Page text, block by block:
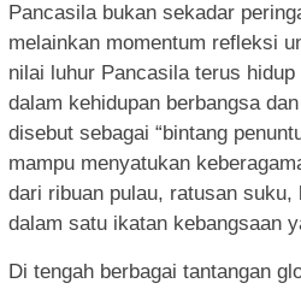
Pancasila bukan sekadar
melainkan momentum refleksi
nilai luhur Pancasila terus
dalam kehidupan berbangsa
disebut sebagai “bintang
mampu menyatukan
dari ribuan pulau, ratusan suku,
dalam satu ikatan kebangsaan
Di tengah berbagai tantangan